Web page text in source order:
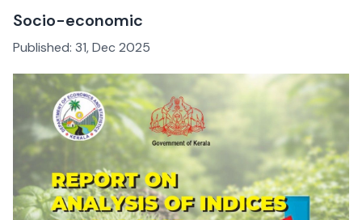
Socio-economic
Published: 31, Dec 2025